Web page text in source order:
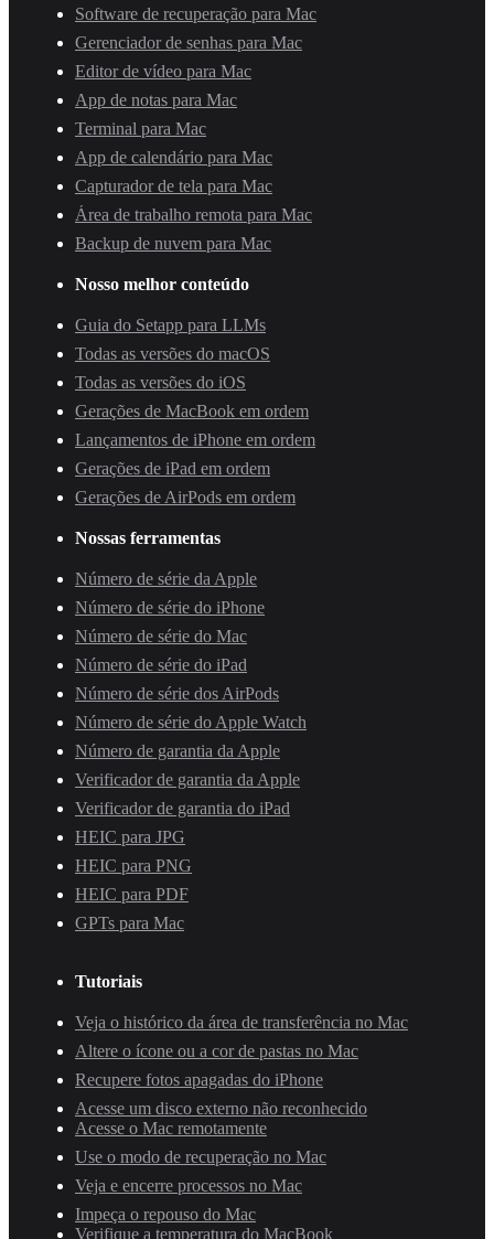
Software de recuperação para Mac
Gerenciador de senhas para Mac
Editor de vídeo para Mac
App de notas para Mac
Terminal para Mac
App de calendário para Mac
Capturador de tela para Mac
Área de trabalho remota para Mac
Backup de nuvem para Mac
Nosso melhor conteúdo
Guia do Setapp para LLMs
Todas as versões do macOS
Todas as versões do iOS
Gerações de MacBook em ordem
Lançamentos de iPhone em ordem
Gerações de iPad em ordem
Gerações de AirPods em ordem
Nossas ferramentas
Número de série da Apple
Número de série do iPhone
Número de série do Mac
Número de série do iPad
Número de série dos AirPods
Número de série do Apple Watch
Número de garantia da Apple
Verificador de garantia da Apple
Verificador de garantia do iPad
HEIC para JPG
HEIC para PNG
HEIC para PDF
GPTs para Mac
Tutoriais
Veja o histórico da área de transferência no Mac
Altere o ícone ou a cor de pastas no Mac
Recupere fotos apagadas do iPhone
Acesse um disco externo não reconhecido
Acesse o Mac remotamente
Use o modo de recuperação no Mac
Veja e encerre processos no Mac
Impeça o repouso do Mac
Verifique a temperatura do MacBook